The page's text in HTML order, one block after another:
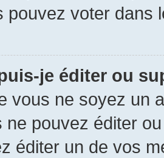
pouvez voter dans
je éditer ou
vous ne soyez un
ne pouvez éditer
éditer un de vos